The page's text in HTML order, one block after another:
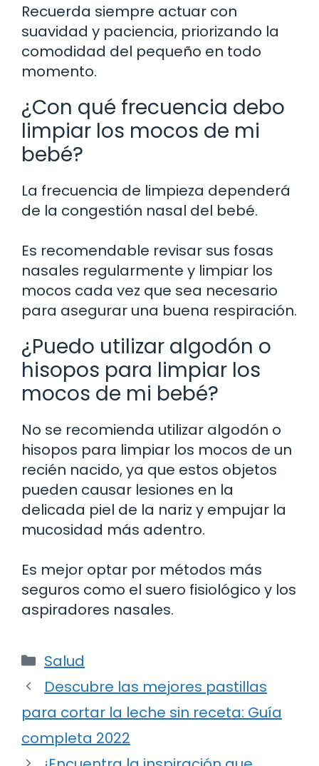
Recuerda siempre actuar con
suavidad y paciencia, priorizando la
comodidad del pequeño en todo
momento.
¿Con qué frecuencia debo
limpiar los mocos de mi
bebé?
La frecuencia de limpieza dependerá
de la congestión nasal del bebé.
Es recomendable revisar sus fosas
nasales regularmente y limpiar los
mocos cada vez que sea necesario
para asegurar una buena respiración.
¿Puedo utilizar algodón o
hisopos para limpiar los
mocos de mi bebé?
No se recomienda utilizar algodón o
hisopos para limpiar los mocos de un
recién nacido, ya que estos objetos
pueden causar lesiones en la
delicada piel de la nariz y empujar la
mucosidad más adentro.
Es mejor optar por métodos más
seguros como el suero fisiológico y los
aspiradores nasales.
Categorías
Salud
Descubre las mejores pastillas
para cortar la leche sin receta: Guía
completa 2022